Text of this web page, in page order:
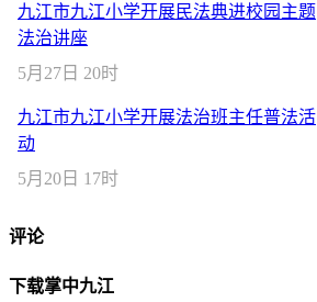
九江市九江小学开展民法典进校园主题
法治讲座
5月27日 20时
九江市九江小学开展法治班主任普法活
动
5月20日 17时
评论
下载掌中九江